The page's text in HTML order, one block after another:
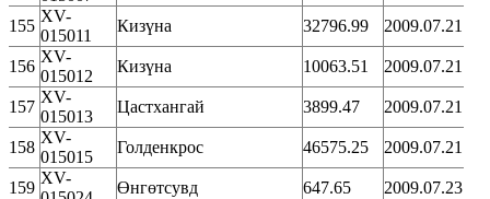
155
XV-
015011
Кизүна 32796.99 2009.07.21
156
XV-
015012
Кизүна 10063.51 2009.07.21
157
XV-
015013
Цастхангай 3899.47 2009.07.21
158
XV-
015015
Голденкрос 46575.25 2009.07.21
159
XV-
Өнгөтсувд 647.65 2009.07.23